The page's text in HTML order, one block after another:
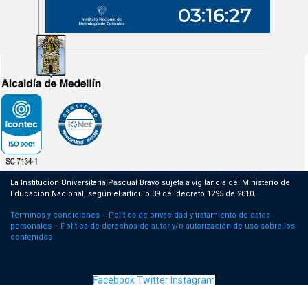
La Institución Universitaria Pascual Bravo sujeta a vigilancia del Ministerio de
Educación Nacional, según el artículo 39 del decreto 1295 de 2010.
Términos y condiciones – Política de privacidad y tratamiento de datos
personales – Política de derechos de autor y/o autorización de uso sobre los
contenidos
FacebookTwitter Instagram